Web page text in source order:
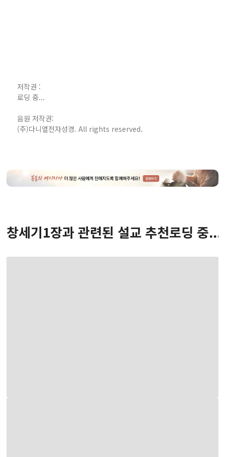
저작권 :
로딩 중...
음원 저작권:
(주)다니엘전자성경. All rights reserved.
창세기1장과 관련된 설교 추천로딩 중...